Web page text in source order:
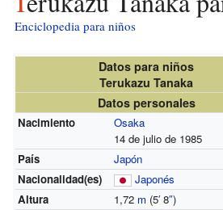
Enciclopedia para niños
Datos para niños
Terukazu Tanaka
Datos personales
Nacimiento
Osaka
14 de julio de 1985
País
Japón
Nacionalidad(es)
Japonés
Altura
1,72 m (5′8″)